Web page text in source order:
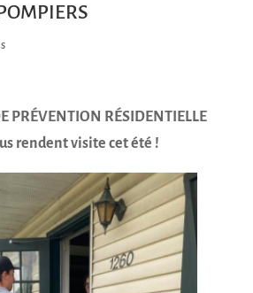
PRÉVENTION RÉSIDENTIELLE
rendent visite cet été !